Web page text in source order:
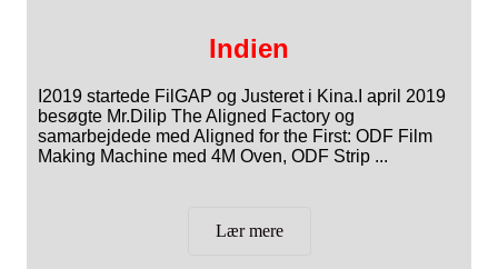
Indien
I2019 startede FilGAP og Justeret i Kina.I april 2019
besøgte Mr.Dilip The Aligned Factory og
samarbejdede med Aligned for the First: ODF Film
Making Machine med 4M Oven, ODF Strip ...
Lær mere